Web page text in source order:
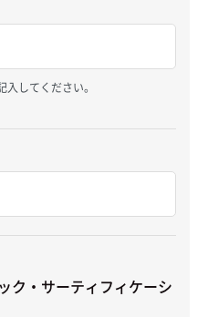
してください。
ク・サーティフィケーシ